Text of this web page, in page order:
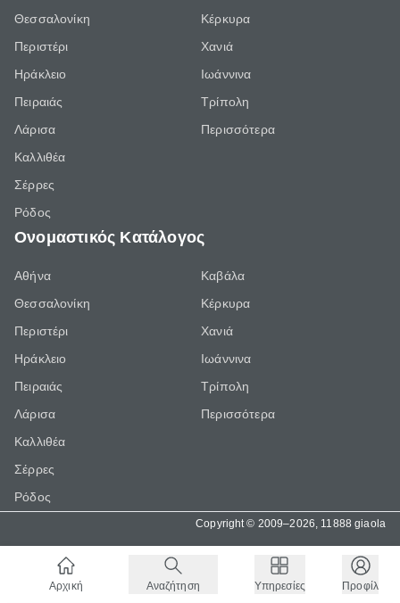
Θεσσαλονίκη
Περιστέρι
Ηράκλειο
Πειραιάς
Λάρισα
Καλλιθέα
Σέρρες
Ρόδος
Κέρκυρα
Χανιά
Ιωάννινα
Τρίπολη
Περισσότερα
Ονομαστικός Κατάλογος
Αθήνα
Θεσσαλονίκη
Περιστέρι
Ηράκλειο
Πειραιάς
Λάρισα
Καλλιθέα
Σέρρες
Ρόδος
Καβάλα
Κέρκυρα
Χανιά
Ιωάννινα
Τρίπολη
Περισσότερα
Copyright © 2009–2026, 11888 giaola
Αρχική Αναζήτηση Υπηρεσίες Προφίλ